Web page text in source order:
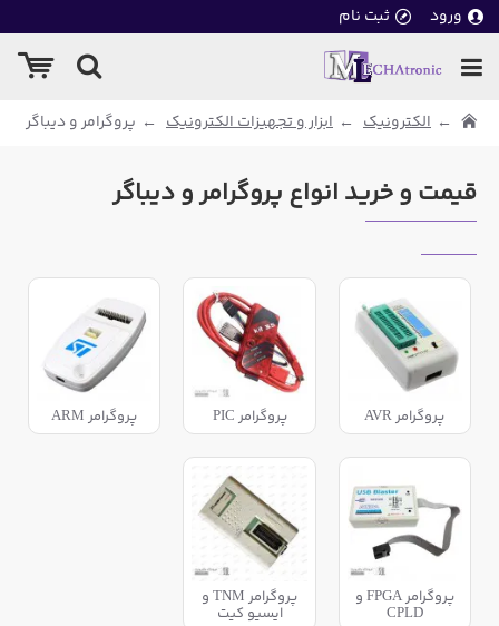
ورود ثبت نام
الکترونیک ابزار و تجهیزات الکترونیک پروگرامر و دیباگر
قیمت و خرید انواع پروگرامر و دیباگر
پروگرامر AVR پروگرامر PIC پروگرامر ARM
پروگرامر FPGA و
CPLD
پروگرامر TNM و
ایسیو کیت